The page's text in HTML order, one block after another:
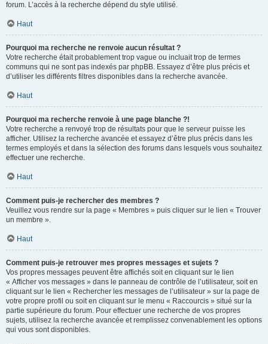
forum. L’accès à la recherche dépend du style utilisé.
Haut
Pourquoi ma recherche ne renvoie aucun résultat ?
Votre recherche était probablement trop vague ou incluait trop de termes
communs qui ne sont pas indexés par phpBB. Essayez d’être plus précis et
d’utiliser les différents filtres disponibles dans la recherche avancée.
Haut
Pourquoi ma recherche renvoie à une page blanche ?!
Votre recherche a renvoyé trop de résultats pour que le serveur puisse les
afficher. Utilisez la recherche avancée et essayez d’être plus précis dans les
termes employés et dans la sélection des forums dans lesquels vous souhaitez
effectuer une recherche.
Haut
Comment puis-je rechercher des membres ?
Veuillez vous rendre sur la page « Membres » puis cliquer sur le lien « Trouver
un membre ».
Haut
Comment puis-je retrouver mes propres messages et sujets ?
Vos propres messages peuvent être affichés soit en cliquant sur le lien
« Afficher vos messages » dans le panneau de contrôle de l’utilisateur, soit en
cliquant sur le lien « Rechercher les messages de l’utilisateur » sur la page de
votre propre profil ou soit en cliquant sur le menu « Raccourcis » situé sur la
partie supérieure du forum. Pour effectuer une recherche de vos propres
sujets, utilisez la recherche avancée et remplissez convenablement les options
qui vous sont disponibles.